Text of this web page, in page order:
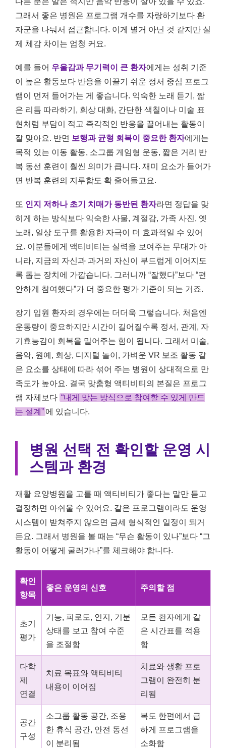
그래서 좋은 병원은 프로그램 개수를 자랑하기보다 환
자군을 나눠서 접근합니다. 이게 별거 아닌 것 같지만 실
제 체감 차이는 엄청 커요.
예를 들어 우울감과 무기력이 큰 환자에게는 성취 기준
이 높은 활동보다 반응을 이끌기 쉬운 정서 중심 프로그
램이 먼저 들어가는 게 좋습니다. 익숙한 노래 듣기, 짧
은 리듬 따라하기, 회상 대화, 간단한 색칠이나 미술 표
현처럼 부담이 적고 즉각적인 반응을 끌어내는 활동이
잘 맞아요. 반면 보행과 균형 회복이 중요한 환자에게는
목적 있는 이동 활동, 소그룹 게임형 운동, 짧은 거리 반
복 동선 훈련이 훨씬 의미가 큽니다. 재미 요소가 들어가
면 반복 훈련의 지루함도 확 줄어들고요.
또 인지 저하나 초기 치매가 동반된 환자라면 정답을 맞
히게 하는 방식보다 익숙한 사물, 계절감, 가족 사진, 옛
노래, 일상 도구를 활용한 자극이 더 효과적일 수 있어
요. 이분들에게 액티비티는 실력을 보여주는 무대가 아
니라, 지금의 자신과 과거의 자신이 부드럽게 이어지도
록 돕는 장치에 가깝습니다. 그러니까 “잘했다”보다 “편
안하게 참여했다”가 더 중요한 평가 기준이 되는 거죠.
장기 입원 환자의 경우에는 더더욱 그렇습니다. 처음엔
운동량이 중요하지만 시간이 길어질수록 정서, 관계, 자
기효능감이 회복을 밀어주는 힘이 됩니다. 그래서 미술,
음악, 원예, 회상, 디지털 놀이, 가벼운 VR 보조 활동 같
은 요소를 상태에 따라 섞어 주는 병원이 상대적으로 만
족도가 높아요. 결국 맞춤형 액티비티의 본질은 프로그
램 자체보다 “내게 맞는 방식으로 참여할 수 있게 만드
는 설계” 에 있습니다.
병원 선택 전 확인할 운영 시
스템과 환경
재활 요양병원을 고를 때 액티비티가 좋다는 말만 듣고
결정하면 아쉬울 수 있어요. 같은 프로그램이라도 운영
시스템이 받쳐주지 않으면 금세 형식적인 일정이 되거
든요. 그래서 병원을 볼 때는 “무슨 활동이 있나”보다 “그
활동이 어떻게 굴러가나”를 체크해야 합니다.
확인
항목
좋은 운영의 신호 주의할 점
초기
평가
기능, 피로도, 인지, 기분
상태를 보고 참여 수준
을 조절함
모든 환자에게 같
은 시간표를 적용
함
다학
제
연결
치료 목표와 액티비티
내용이 이어짐
치료와 생활 프로
그램이 완전히 분
리됨
공간
구성
소그룹 활동 공간, 조용
한 휴식 공간, 안전 동선
이 분리됨
복도 한편에서 급
하게 프로그램을
소화함